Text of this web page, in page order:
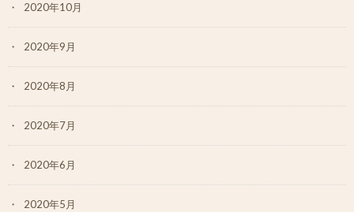
2020年10月
2020年9月
2020年8月
2020年7月
2020年6月
2020年5月